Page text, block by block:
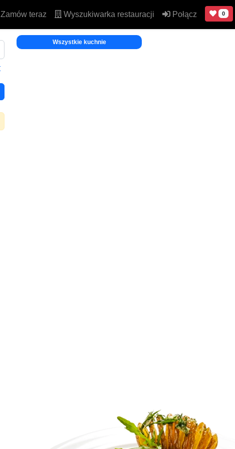
Zamów teraz Wyszukiwarka restauracji Połącz 0
Wszystkie kuchnie